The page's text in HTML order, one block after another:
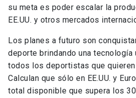
su meta es poder escalar la
EE.UU. y otros mercados
Los planes a futuro son
deporte brindando una
todos los deportistas que
Calculan que sólo en EE.UU. y
total disponible que supera los